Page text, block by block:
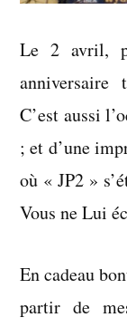
Le 2 avril,
C’est aussi
; et d’une
où « JP2 »
Vous ne Lui
En cadeau
partir de